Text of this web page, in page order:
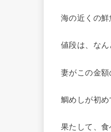
海の近くの
値段は、な
妻がこの金額
鯛めしが初め
果たして、